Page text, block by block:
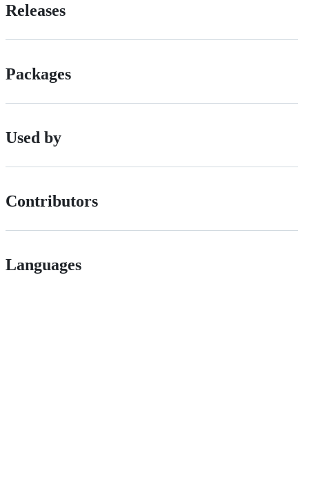
Releases
Packages
Used by
Contributors
Languages